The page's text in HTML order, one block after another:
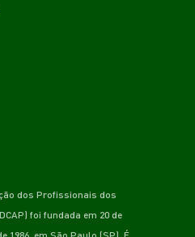
dos Profissionais dos
foi fundada em 20 de